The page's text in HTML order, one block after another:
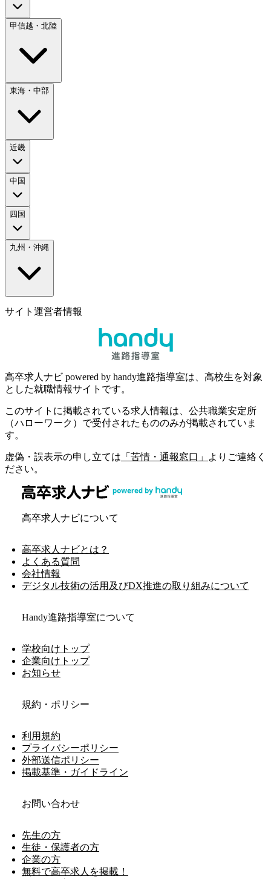
甲信越・北陸
東海・中部
近畿
中国
四国
九州・沖縄
サイト運営者情報
高卒求人ナビ powered by handy進路指導室は、高校生を対象
とした就職情報サイトです。
このサイトに掲載されている求人情報は、公共職業安定所
（ハローワーク）で受付されたもののみが掲載されていま
す。
虚偽・誤表示の申し立ては 「苦情・通報窓口」
よりご連絡く
ださい。
高卒求人ナビについて
高卒求人ナビとは？
よくある質問
会社情報
デジタル技術の活用及びDX推進の取り組みについて
Handy進路指導室について
学校向けトップ
企業向けトップ
お知らせ
規約・ポリシー
利用規約
プライバシーポリシー
外部送信ポリシー
掲載基準・ガイドライン
お問い合わせ
先生の方
生徒・保護者の方
企業の方
無料で高卒求人を掲載！